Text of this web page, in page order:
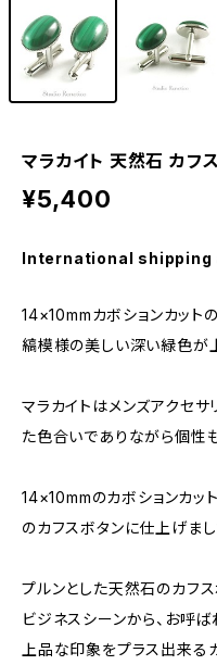
マラカイト 天然石 カ
¥5,400
International shipping
14×10mmカボションカット
縞模様の美しい深い緑色が
マラカイトはメンズアクセ
た色合いでありながら個性
14×10mmのカボションカッ
のカフスボタンに仕上げまし
プルンとした天然石のカフス
ビジネスシーンから、お呼ば
上品な印象をプラス出来る